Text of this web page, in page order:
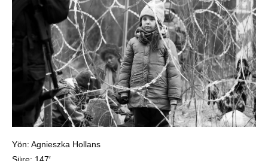
Yön: Agnieszka Hollans